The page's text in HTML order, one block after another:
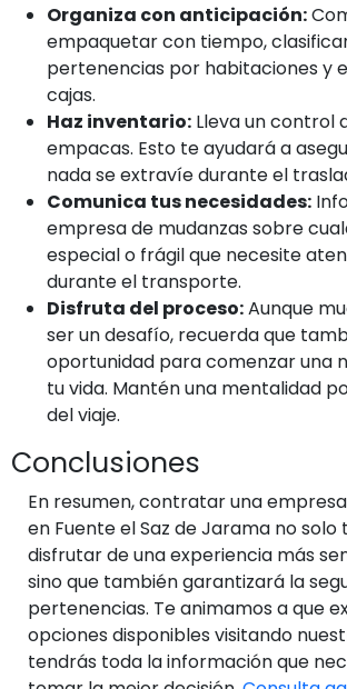
Organiza con anticipación:
empaquetar con tiempo,
pertenencias por habitaciones y
cajas.
Haz inventario: Lleva un control
empacas. Esto te ayudará a
nada se extravíe durante el
Comunica tus necesidades:
empresa de mudanzas sobre
especial o frágil que necesite
durante el transporte.
Disfruta del proceso:Aunque
ser un desafío, recuerda que
oportunidad para comenzar una
tu vida. Mantén una mentalidad
del viaje.
Conclusiones
En resumen, contratar una
en Fuente el Saz de Jarama no
disfrutar de una experiencia más
sino que también garantizará la
pertenencias. Te animamos a que
opciones disponibles visitando
tendrás toda la información que